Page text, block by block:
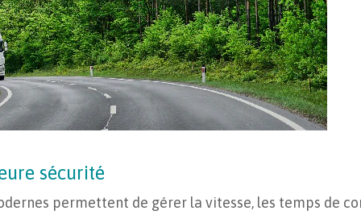
sécurité
permettent de gérer la vitesse, les temps de